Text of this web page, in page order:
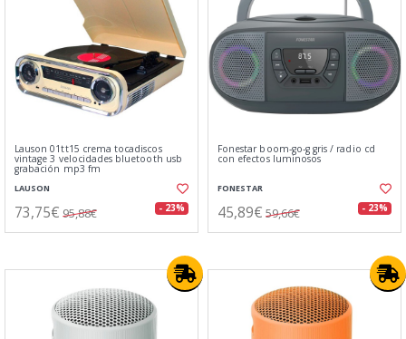
Lauson 01tt15 crema tocadiscos
vintage 3 velocidades bluetooth usb
grabación mp3 fm
LAUSON
73,75€ 95,88€ - 23%
Fonestar boom-go-g gris / radio cd
con efectos luminosos
FONESTAR
45,89€ 59,66€ - 23%